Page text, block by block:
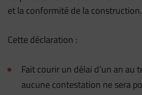
et la conformité de la construction.
Cette déclaration :
Fait courir un délai d’un an au
aucune contestation ne sera